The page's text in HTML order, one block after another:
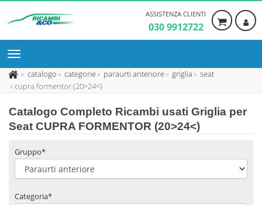
ASSISTENZA CLIENTI
030 9912722
catalogo categorie paraurti anteriore griglia
seat
cupra formentor (20>24<)
Catalogo Completo Ricambi usati Griglia per
Seat CUPRA FORMENTOR (20>24<)
Gruppo*
Categoria*